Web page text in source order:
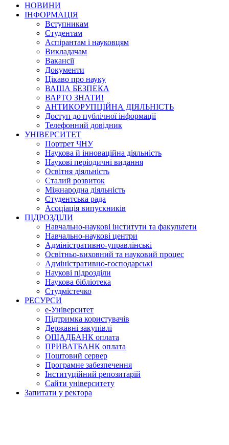
НОВИНИ
ІНФОРМАЦІЯ
Вступникам
Студентам
Аспірантам і науковцям
Викладачам
Вакансії
Документи
Цікаво про науку
ВАША БЕЗПЕКА
ВАРТО ЗНАТИ!
АНТИКОРУПЦІЙНА ДІЯЛЬНІСТЬ
Доступ до публічної інформації
Телефонний довідник
УНІВЕРСИТЕТ
Портрет ЧНУ
Наукова й інноваційна діяльність
Наукові періодичні видання
Освітня діяльність
Сталий розвиток
Міжнародна діяльність
Студентська рада
Асоціація випускників
ПІДРОЗДІЛИ
Навчально-наукові інститути та факультети
Навчально-наукові центри
Адміністративно-управлінські
Освітньо-виховний та науковий процес
Адміністративно-господарські
Наукові підрозділи
Наукова бібліотека
Студмістечко
РЕСУРСИ
е-Університет
Підтримка користувачів
Державні закупівлі
ОЩАДБАНК оплата
ПРИВАТБАНК оплата
Поштовий сервер
Програмне забезпечення
Інституційний репозитарій
Сайти університету
Запитати у ректора